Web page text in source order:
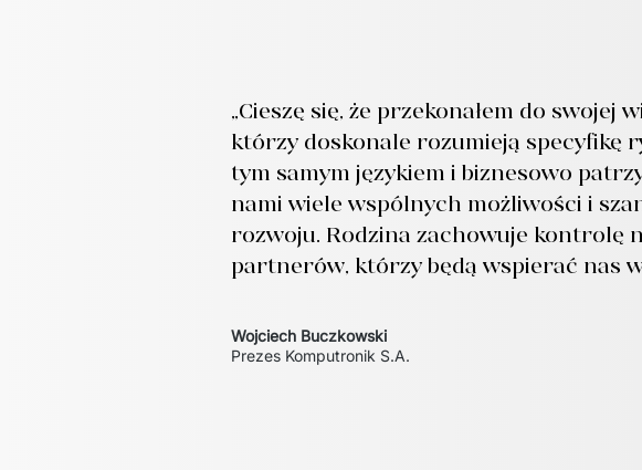
„Cieszę się, że przekonałem do
którzy doskonale rozumieją specyfikę
tym samym językiem i biznesowo
nami wiele wspólnych możliwości i
rozwoju. Rodzina zachowuje kontrolę
partnerów, którzy będą wspierać nas
Wojciech Buczkowski
Prezes Komputronik S.A.